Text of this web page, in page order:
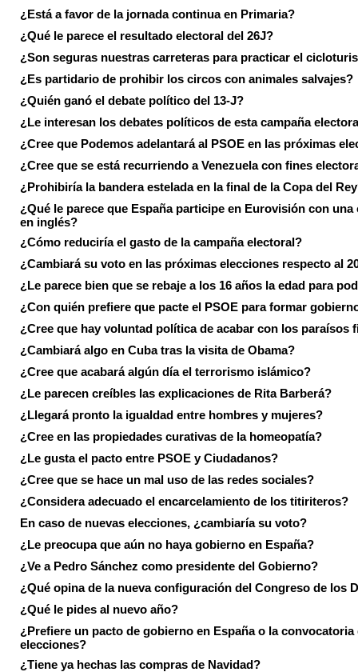
¿Está a favor de la jornada continua en Primaria?
¿Qué le parece el resultado electoral del 26J?
¿Son seguras nuestras carreteras para practicar el
¿Es partidario de prohibir los circos con animales salvajes?
¿Quién ganó el debate político del 13-J?
¿Le interesan los debates políticos de esta campaña
¿Cree que Podemos adelantará al PSOE en las próximas
¿Cree que se está recurriendo a Venezuela con fines
¿Prohibiría la bandera estelada en la final de la Copa del
¿Qué le parece que España participe en Eurovisión con una
en inglés?
¿Cómo reduciría el gasto de la campaña electoral?
¿Cambiará su voto en las próximas elecciones respecto al
¿Le parece bien que se rebaje a los 16 años la edad para
¿Con quién prefiere que pacte el PSOE para formar
¿Cree que hay voluntad política de acabar con los paraísos
¿Cambiará algo en Cuba tras la visita de Obama?
¿Cree que acabará algún día el terrorismo islámico?
¿Le parecen creíbles las explicaciones de Rita Barberá?
¿Llegará pronto la igualdad entre hombres y mujeres?
¿Cree en las propiedades curativas de la homeopatía?
¿Le gusta el pacto entre PSOE y Ciudadanos?
¿Cree que se hace un mal uso de las redes sociales?
¿Considera adecuado el encarcelamiento de los titiriteros?
En caso de nuevas elecciones, ¿cambiaría su voto?
¿Le preocupa que aún no haya gobierno en España?
¿Ve a Pedro Sánchez como presidente del Gobierno?
¿Qué opina de la nueva configuración del Congreso de los
¿Qué le pides al nuevo año?
¿Prefiere un pacto de gobierno en España o la convocatoria
elecciones?
¿Tiene ya hechas las compras de Navidad?